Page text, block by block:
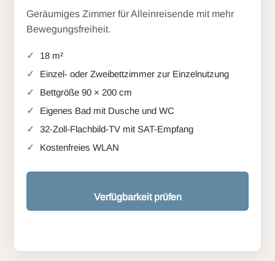
Geräumiges Zimmer für Alleinreisende mit mehr
Bewegungsfreiheit.
18 m²
Einzel- oder Zweibettzimmer zur Einzelnutzung
Bettgröße 90 × 200 cm
Eigenes Bad mit Dusche und WC
32-Zoll-Flachbild-TV mit SAT-Empfang
Kostenfreies WLAN
Verfügbarkeit prüfen